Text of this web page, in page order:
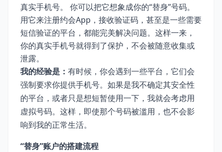
真实手机号。 你可以把它想象成你的“替身”号码。
用它来注册约会App，接收验证码，甚至是一些需要
短信验证的平台，都能完美解决问题。这样一来，
你的真实手机号就得到了保护，不会被随意收集或
泄露。
我的经验是： 有时候，你会遇到一些平台，它们会
强制要求你提供手机号。如果是我不确定其安全性
的平台，或者只是想短暂使用一下，我就会考虑用
虚拟号码。这样，即使那个号码被滥用，也不会影
响到我的正常生活。
“替身”账户的搭建流程